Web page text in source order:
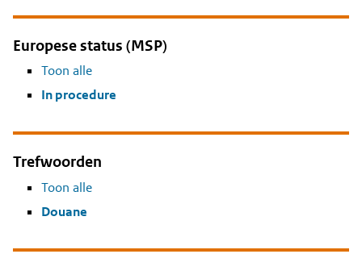
Europese status (MSP)
Toon alle
In procedure
Trefwoorden
Toon alle
Douane